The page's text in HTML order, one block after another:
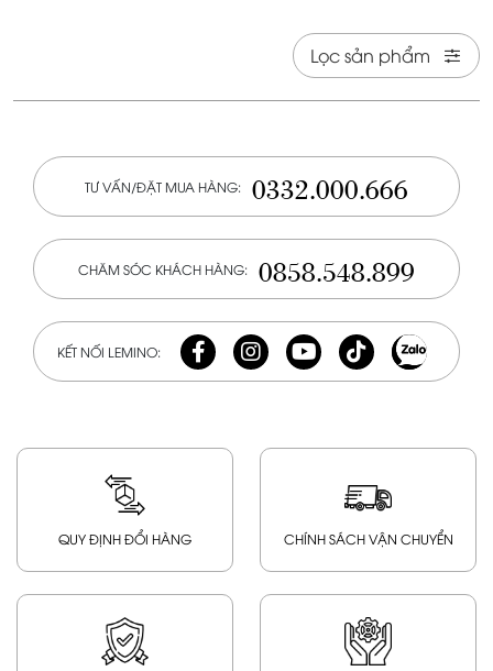
Lọc sản phẩm
TƯ VẤN/ĐẶT MUA HÀNG: 0332.000.666
CHĂM SÓC KHÁCH HÀNG: 0858.548.899
KẾT NỐI LEMINO:
QUY ĐỊNH ĐỔI HÀNG CHÍNH SÁCH VẬN CHUYỂN